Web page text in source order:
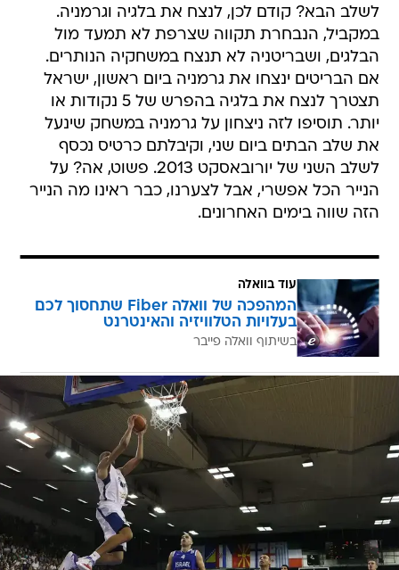
לשלב הבא? קודם לכן, לנצח את בלגיה וגרמניה.
במקביל, הנבחרת תקווה שצרפת לא תמעד מול
הבלגים, ושבריטניה לא תנצח במשחקיה הנותרים.
אם הבריטים ינצחו את גרמניה ביום ראשון, ישראל
תצטרך לנצח את בלגיה בהפרש של 5 נקודות או
יותר. תוסיפו לזה ניצחון על גרמניה במשחק שינעל
את שלב הבתים ביום שני, וקיבלתם כרטיס נכסף
לשלב השני של יורובאסקט 2013. פשוט, אה? על
הנייר הכל אפשרי, אבל לצערנו, כבר ראינו מה הנייר
הזה שווה בימים האחרונים.
עוד בוואלה
המהפכה של וואלה Fiber שתחסוך לכם
בעלויות הטלוויזיה והאינטרנט
בשיתוף וואלה פייבר